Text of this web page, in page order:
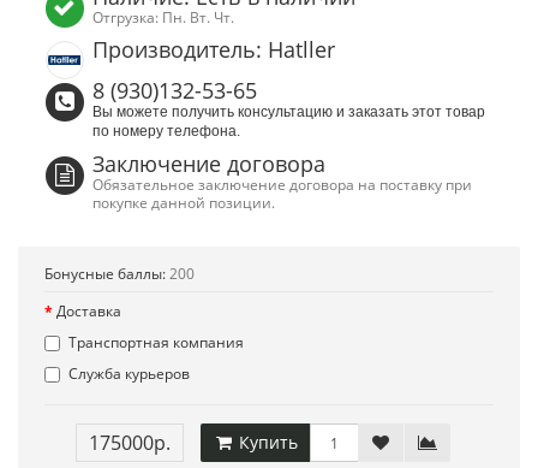
Отгрузка: Пн. Вт. Чт.
Производитель: Hatller
8 (930)132-53-65
Вы можете получить консультацию и заказать этот товар
по номеру телефона.
Заключение договора
Обязательное заключение договора на поставку при
покупке данной позиции.
Бонусные баллы:200
Доставка
Транспортная компания
Служба курьеров
175000р. Купить